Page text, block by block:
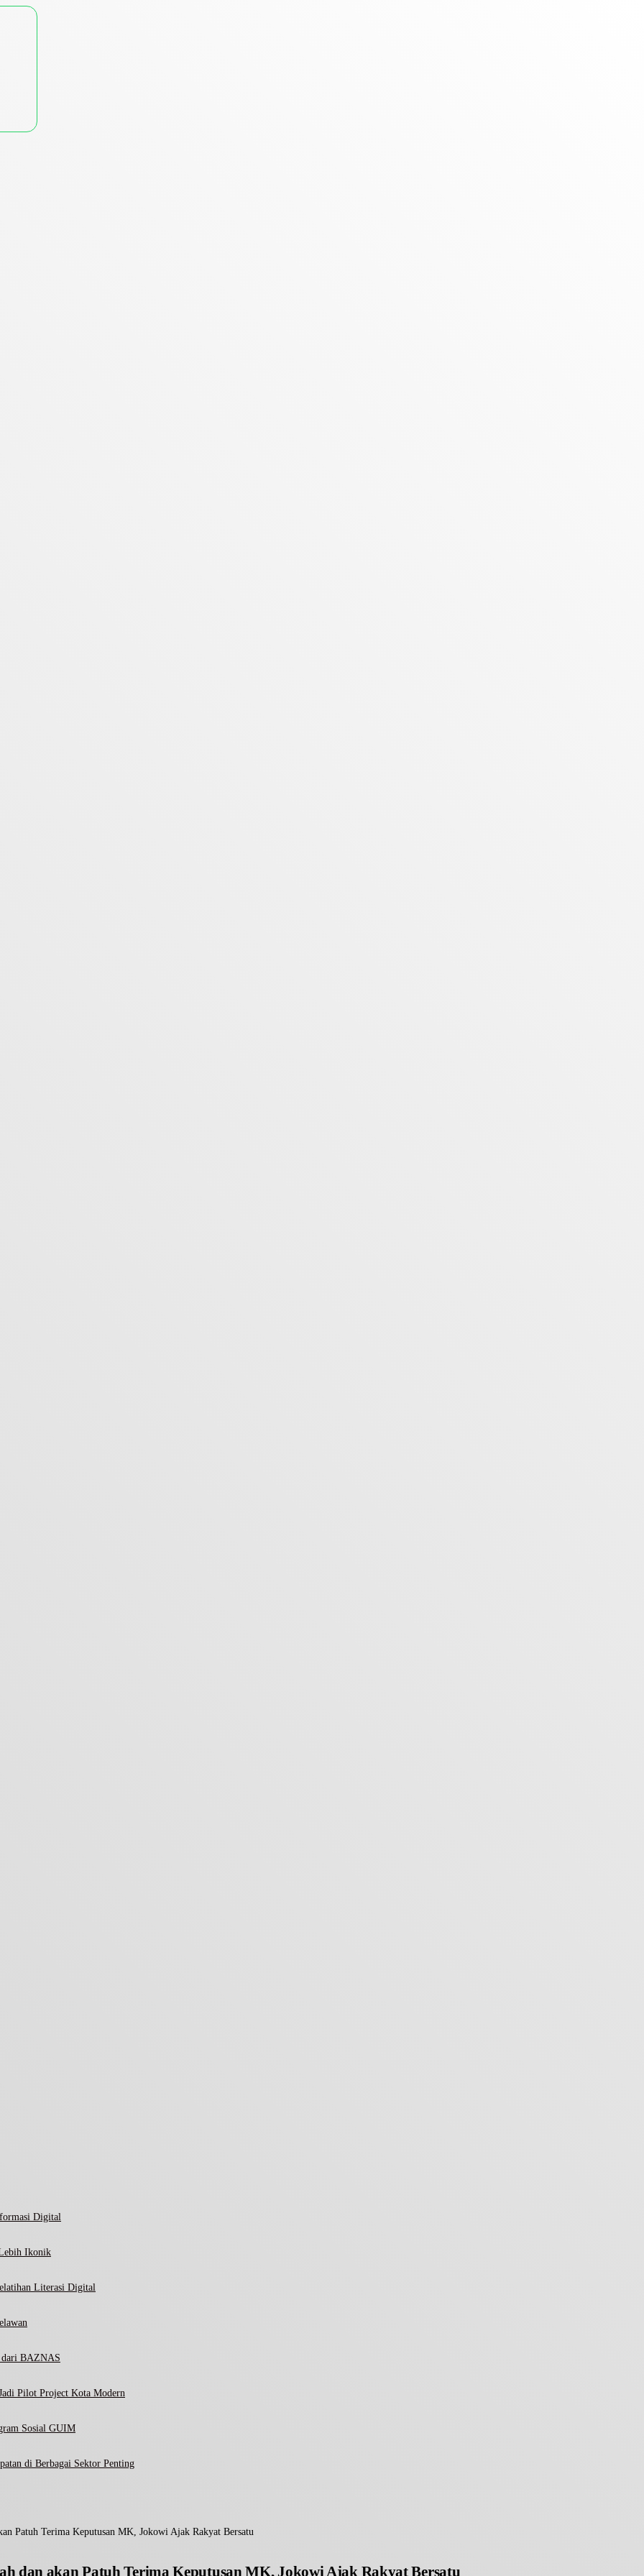
Digital
Ikonik
Literasi Digital
dari BAZNAS
Pilot Project Kota Modern
Sosial GUIM
di Berbagai Sektor Penting
Patuh Terima Keputusan MK, Jokowi Ajak Rakyat Bersatu
dan akan Patuh Terima Keputusan MK, Jokowi Ajak Rakyat Bersatu